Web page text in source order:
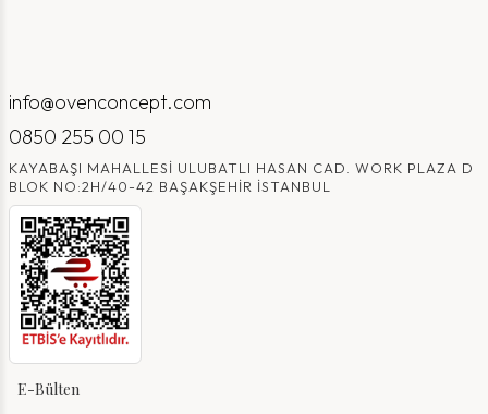
info@ovenconcept.com
0850 255 00 15
KAYABAŞI MAHALLESI ULUBATLI HASAN CAD. WORK PLAZA D
BLOK NO:2H/40-42 BAŞAKŞEHIR İSTANBUL
E-Bülten